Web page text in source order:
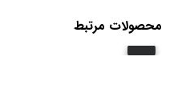
محصولات مرتبط